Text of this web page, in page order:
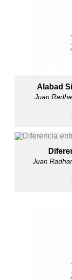
Alabad
Juan
Juan